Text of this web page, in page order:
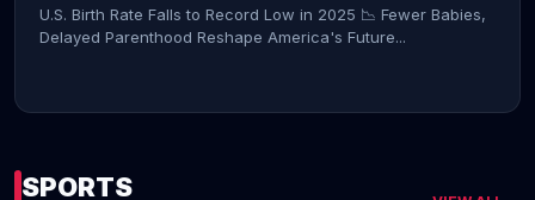
U.S. Birth Rate Falls to Record Low in 2025 📉 Fewer Babies,
Delayed Parenthood Reshape America's Future...
SPORTS